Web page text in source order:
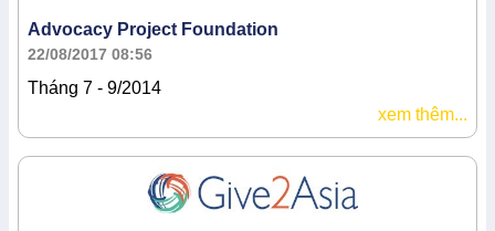
Advocacy Project Foundation
22/08/2017 08:56
Tháng 7 - 9/2014
xem thêm...